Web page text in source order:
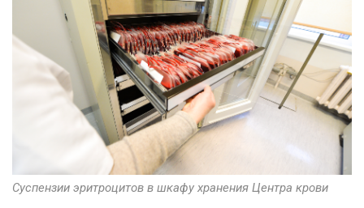
Суспензии эритроцитов в шкафу хранения Центра крови